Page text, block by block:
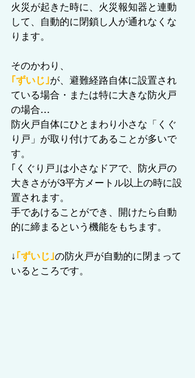
火災が起きた時に、火災報知器と連動
して、自動的に閉鎖し人が通れなくな
ります。
そのかわり、
｢ずいじ｣が、避難経路自体に設置され
ている場合・または特に大きな防火戸
の場合…
防火戸自体にひとまわり小さな「くぐ
り戸」が取り付けてあることが多いで
す。
｢くぐり戸｣は小さなドアで、防火戸の
大きさがが3平方メートル以上の時に設
置されます。
手であけることができ、開けたら自動
的に締まるという機能をもちます。
↓ ｢ずいじ｣の防火戸が自動的に閉まって
いるところです。